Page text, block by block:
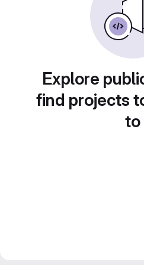
Explore
find projects
to